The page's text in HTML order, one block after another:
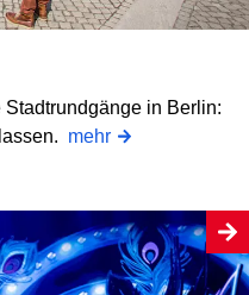
in Berlin:
mehr